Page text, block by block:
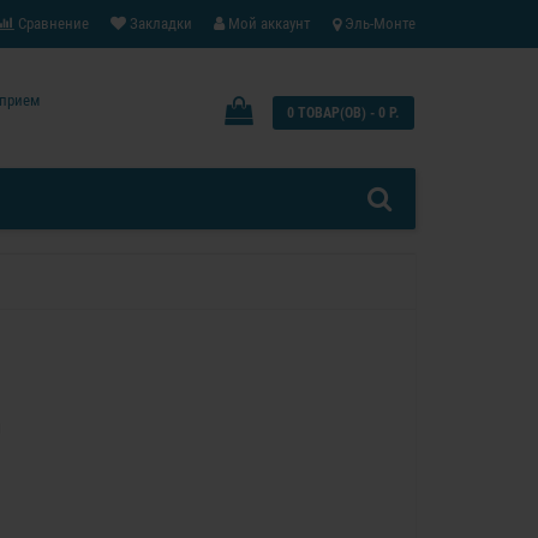
Эль-Монте
Мой аккаунт
Закладки
Сравнение
0 ТОВАР(ОВ) - 0 Р.